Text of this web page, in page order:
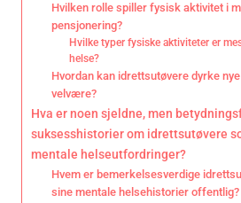
Hvilken rolle spiller fysisk aktivitet i
pensjonering?
Hvilke typer fysiske aktiviteter er
helse?
Hvordan kan idrettsutøvere dyrke
velvære?
Hva er noen sjeldne, men
suksesshistorier om idrettsutøvere
mentale helseutfordringer?
Hvem er bemerkelsesverdige
sine mentale helsehistorier offentlig?